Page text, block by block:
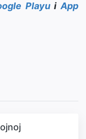
PlayuiApp